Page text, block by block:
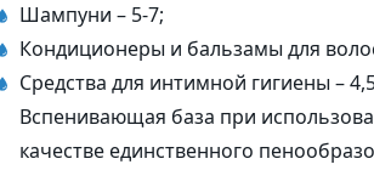
Шампуни – 5-7;
Кондиционеры и бальзамы для
Средства для интимной гигиены –
Вспенивающая база при
качестве единственного